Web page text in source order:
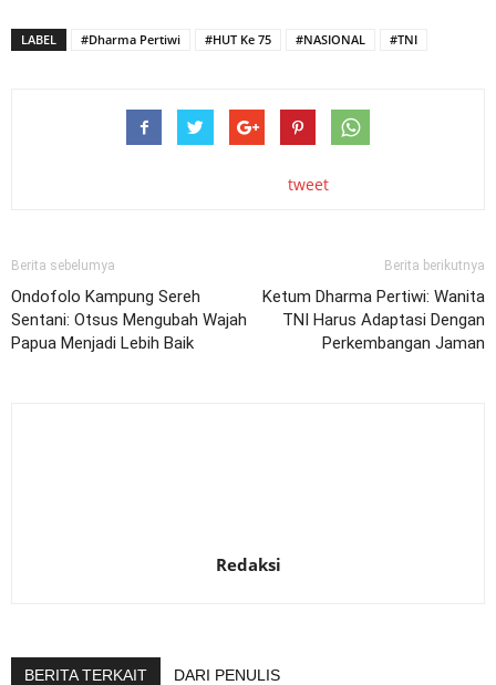
LABEL #Dharma Pertiwi #HUT Ke 75 #NASIONAL #TNI
tweet
Berita sebelumya
Ondofolo Kampung Sereh
Sentani: Otsus Mengubah Wajah
Papua Menjadi Lebih Baik
Berita berikutnya
Ketum Dharma Pertiwi: Wanita
TNI Harus Adaptasi Dengan
Perkembangan Jaman
Redaksi
BERITA TERKAIT DARI PENULIS